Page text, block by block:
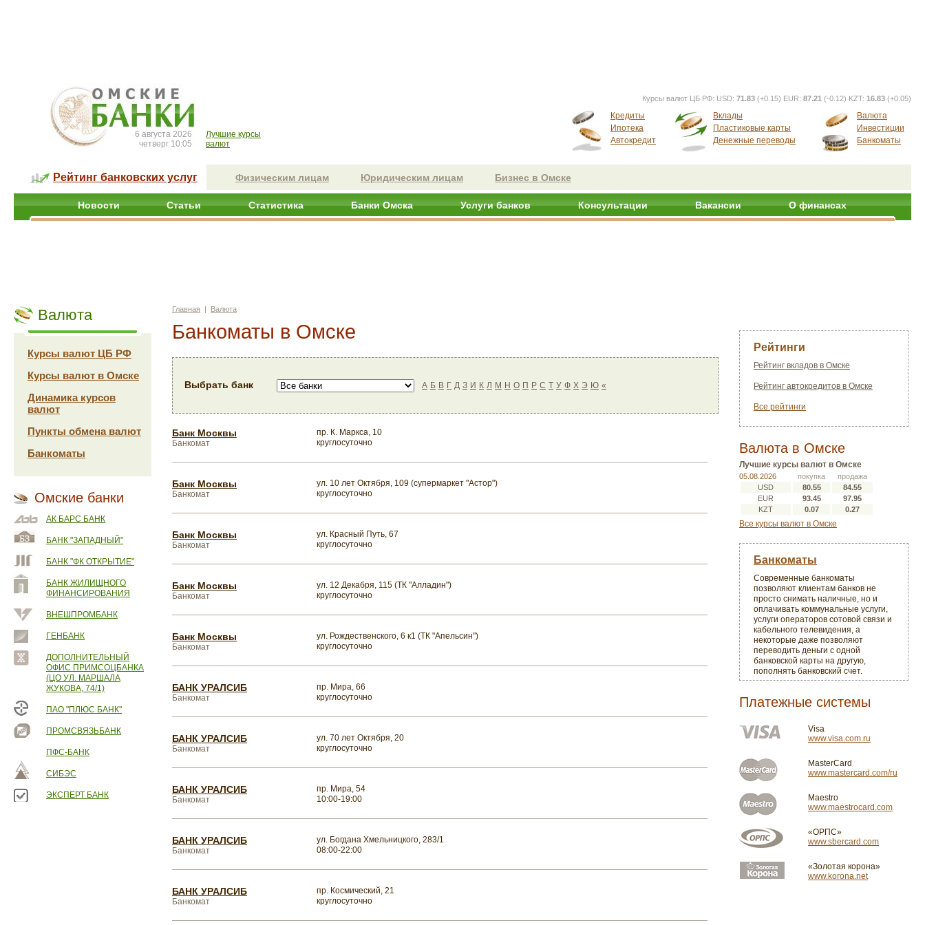
6 августа 2026
четверг 10:05
Лучшие курсы
валют
Курсы валют ЦБ РФ: USD: 71.83 (+0.15) EUR: 87.21 (-0.12) KZT: 16.83 (+0.05)
Кредиты
Ипотека
Автокредит
Вклады
Пластиковые карты
Денежные переводы
Валюта
Инвестиции
Банкоматы
Рейтинг банковских услуг Физическим лицам Юридическим лицам Бизнес в Омске
Новости Статьи Статистика Банки Омска Услуги банков Консультации Вакансии О финансах
Валюта
Курсы валют ЦБ РФ
Курсы валют в Омске
Динамика курсов
валют
Пункты обмена валют
Банкоматы
Омские банки
АК БАРС БАНК
БАНК "ЗАПАДНЫЙ"
БАНК "ФК ОТКРЫТИЕ"
БАНК ЖИЛИЩНОГО
ФИНАНСИРОВАНИЯ
ВНЕШПРОМБАНК
ГЕНБАНК
ДОПОЛНИТЕЛЬНЫЙ
ОФИС ПРИМСОЦБАНКА
(ЦО УЛ. МАРШАЛА
ЖУКОВА, 74/1)
ПАО "ПЛЮС БАНК"
ПРОМСВЯЗЬБАНК
ПФС-БАНК
СИБЭС
ЭКСПЕРТ БАНК
Главная | Валюта
Банкоматы в Омске
Выбрать банк А Б В Г Д З И К Л М Н О П Р С Т У Ф Х Э Ю «
Банк Москвы
Банкомат
пр. К. Маркса, 10
круглосуточно
Банк Москвы
Банкомат
ул. 10 лет Октября, 109 (супермаркет "Астор")
круглосуточно
Банк Москвы
Банкомат
ул. Красный Путь, 67
круглосуточно
Банк Москвы
Банкомат
ул. 12 Декабря, 115 (ТК "Алладин")
круглосуточно
Банк Москвы
Банкомат
ул. Рождественского, 6 к1 (ТК "Апельсин")
круглосуточно
БАНК УРАЛСИБ
Банкомат
пр. Мира, 66
круглосуточно
БАНК УРАЛСИБ
Банкомат
ул. 70 лет Октября, 20
круглосуточно
БАНК УРАЛСИБ
Банкомат
пр. Мира, 54
10:00-19:00
БАНК УРАЛСИБ
Банкомат
ул. Богдана Хмельницкого, 283/1
08:00-22:00
БАНК УРАЛСИБ
Банкомат
пр. Космический, 21
круглосуточно
Рейтинги
Рейтинг вкладов в Омске
Рейтинг автокредитов в Омске
Все рейтинги
Валюта в Омске
Лучшие курсы валют в Омске
05.08.2026 покупка
продажа
USD
80.55
84.55
EUR
93.45
97.95
KZT
0.07 0.27
Все курсы валют в Омске
Банкоматы
Современные банкоматы
позволяют клиентам банков не
просто снимать наличные, но и
оплачивать коммунальные услуги,
услуги операторов сотовой связи и
кабельного телевидения, а
некоторые даже позволяют
переводить деньги с одной
банковской карты на другую,
пополнять банковский счет.
Платежные системы
Visa
www.visa.com.ru
MasterCard
www.mastercard.com/ru
Maestro
www.maestrocard.com
«ОРПС»
www.sbercard.com
«Золотая корона»
www.korona.net